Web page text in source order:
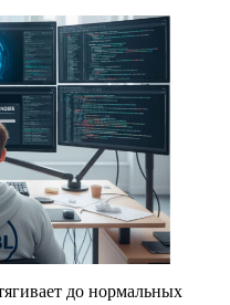
до нормальных